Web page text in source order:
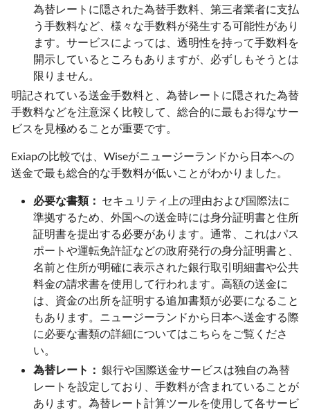
為替レートに隠された為替手数料、第三者業者に支払
う手数料など、様々な手数料が発生する可能性があり
ます。サービスによっては、透明性を持って手数料を
開示しているところもありますが、必ずしもそうとは
限りません。
明記されている送金手数料と、為替レートに隠された為替
手数料などを注意深く比較して、総合的に最もお得なサー
ビスを見極めることが重要です。
Exiapの比較では、Wiseがニュージーランドから日本への
送金で最も総合的な手数料が低いことがわかりました。
必要な書類： セキュリティ上の理由および国際法に
準拠するため、外国への送金時には身分証明書と住所
証明書を提出する必要があります。通常、これはパス
ポートや運転免許証などの政府発行の身分証明書と、
名前と住所が明確に表示された銀行取引明細書や公共
料金の請求書を使用して行われます。高額の送金に
は、資金の出所を証明する追加書類が必要になること
もあります。ニュージーランドから日本へ送金する際
に必要な書類の詳細についてはこちらをご覧くださ
い。
為替レート： 銀行や国際送金サービスは独自の為替
レートを設定しており、手数料が含まれていることが
あります。為替レート計算ツールを使用して各サービ